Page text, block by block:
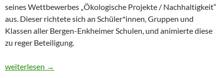
seines Wettbewerbes „Ökologische Projekte / Nachhaltigkeit“
aus. Dieser richtete sich an Schüler*innen, Gruppen und
Klassen aller Bergen-Enkheimer Schulen, und animierte diese
zu reger Beteiligung.
SaR Projekte zur Nachhaltigkeit begeistern den Ortsbeirat
weiterlesen →